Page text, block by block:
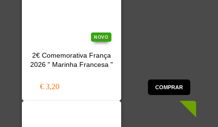
NOVO
2€ Comemorativa França
2026 " Marinha Francesa "
€ 3,20 COMPRAR